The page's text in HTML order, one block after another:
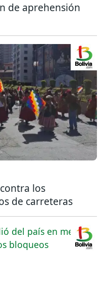
de aprehensión
los
de carreteras